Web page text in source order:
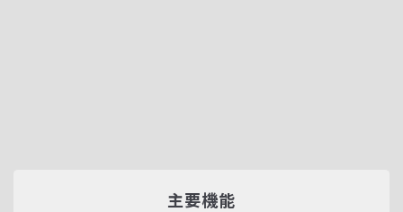
主要機能